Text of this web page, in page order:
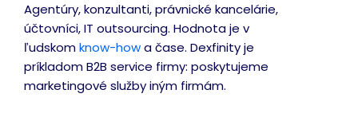
Agentúry, konzultanti, právnické kancelárie,
účtovníci, IT outsourcing. Hodnota je v
ľudskomknow-howa čase. Dexfinity je
príkladom B2B service firmy: poskytujeme
marketingové služby iným firmám.